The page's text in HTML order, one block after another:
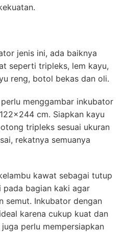
jenis ini, ada baiknya
seperti tripleks, lem kayu,
reng, botol bekas dan oli.
menggambar inkubator
cm. Siapkan kayu
tripleks sesuai ukuran
rekatnya semuanya
kawat sebagai tutup
bagian kaki agar
semut. Inkubator dengan
karena cukup kuat dan
perlu mempersiapkan